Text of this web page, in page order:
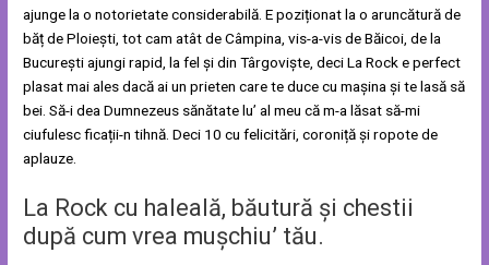
ajunge la o notorietate considerabilă. E poziționat la o aruncătură de
băț de Ploiești, tot cam atât de Câmpina, vis-a-vis de Băicoi, de la
București ajungi rapid, la fel și din Târgoviște, deci La Rock e perfect
plasat mai ales dacă ai un prieten care te duce cu mașina și te lasă să
bei. Să-i dea Dumnezeus sănătate lu’ al meu că m-a lăsat să-mi
ciufulesc ficații-n tihnă. Deci 10 cu felicitări, coroniță și ropote de
aplauze.
La Rock cu haleală, băutură și chestii
după cum vrea mușchiu’ tău.